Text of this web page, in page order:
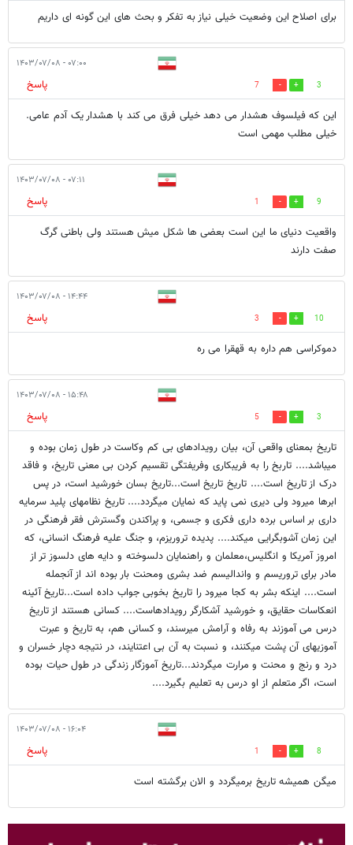
برای اصلاح این وضعیت خیلی نیاز به تفکر و بحث های این گونه ای داریم
۰۷:۰۰ - ۱۴۰۳/۰۷/۰۸
3
7
پاسخ
این که فیلسوف هشدار می دهد خیلی فرق می کند با هشدار یک آدم عامی.
خیلی مطلب مهمی است
۰۷:۱۱ - ۱۴۰۳/۰۷/۰۸
9
1
پاسخ
واقعیت دنیای ما این است بعضی ها شکل میش هستند ولی باطنی گرگ
صفت دارند
۱۴:۴۴ - ۱۴۰۳/۰۷/۰۸
10
3
پاسخ
دموکراسی هم داره به قهقرا می ره
۱۵:۴۸ - ۱۴۰۳/۰۷/۰۸
3
5
پاسخ
تاریخ بمعنای واقعی آن، بیان رویدادهای بی کم و‌کاست در طول زمان بوده و
میباشد.... تاربخ را به فریبکاری و‌فریفتگی تقسیم کردن بی معنی تاریخ، و‌ فاقد
درک از تاریخ است.... تاریخ تاریخ است...تاریخ بسان خورشید است، در پس
ابرها میرود ولی دیری نمی ‌پاید که نمایان میگردد.... تاریخ نظامهای پلید سرمایه
داری بر اساس برده داری فکری و جسمی، و پراکندن و‌گسترش فقر فرهنگی در
این زمان آشوبگرایی میکند.... پدیده تروریزم، و جنگ علیه فرهنگ انسانی، که
امروز آمریکا و انگلیس،معلمان و راهنمایان دلسوخته و دایه های دلسوز تر از
مادر برای تروریسم و واندالیسم ضد بشری و‌محنت بار بوده اند از آنجمله
است.... اینکه بشر به کجا میرود را تاریخ بخوبی جواب داده است...تاریخ آئینه
انعکاسات حقایق، و‌ خورشید آشکارگر رویدادهاست.... کسانی هستند از تاریخ
درس می آموزند به رفاه و آرامش میرسند، و کسانی هم، به تاریخ و عبرت
آموزیهای آن پشت میکنند، و نسبت به آن بی اعتنایند، در نتیجه دچار خسران و
درد و رنج و محنت و مرارت میگردند...تاریخ آموزگار زندگی در طول حیات بوده
است، اگر متعلم از او درس به تعلیم بگیرد....
۱۶:۰۴ - ۱۴۰۳/۰۷/۰۸
8
1
پاسخ
میگن همیشه تاریخ برمیگردد و الان برگشته است